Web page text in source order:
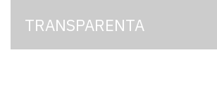
TRANSPARENTA